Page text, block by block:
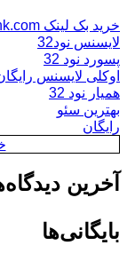
خرید بک لینک behtarinbacklink.com
لایسنس نود32
پسورد نود 32
اوکلی لایسنس رایگان
همیار نود 32
بهترین سئو
رایگان
آخرین
بایگانی‌ها